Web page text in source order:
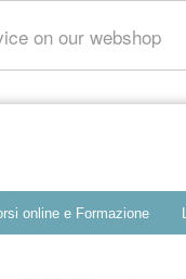
on our webshop
online e Formazione